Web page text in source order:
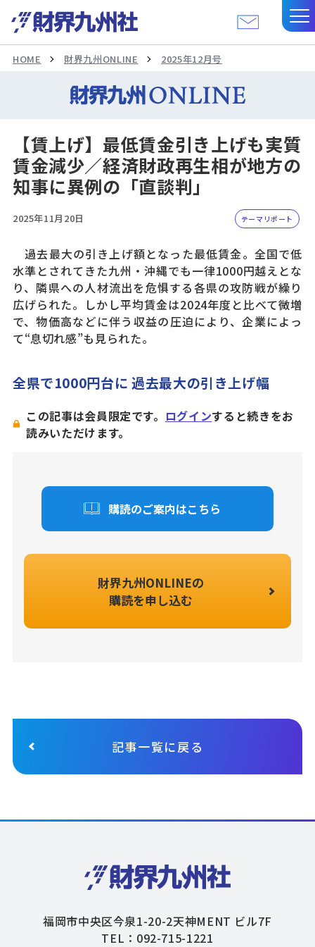
HOME 財界九州ONLINE 2025年12月号
【賃上げ】最低賃金引き上げも実質
賃金減少／経済財政再生相が地方の
知事に異例の「直談判」
2025年11月20日 テーマリポート
過去最大の引き上げ額となった最低賃金。全国で低
水準とされてきた九州・沖縄でも一律1000円越えとな
り、隣県への人材流出を危惧する各県の攻防戦が繰り
広げられた。しかし平均賃金は2024年度と比べて微増
で、物価高などに伴う収益の圧迫により、企業によっ
て“息切れ感”も見られた。
全県で1000円台に 過去最大の引き上げ幅
この記事は会員限定です。 ログインすると続きをお
読みいただけます。
購読のご案内はこちら
財界九州ONLINEの
購読を申し込む
記事一覧に戻る
福岡市中央区今泉1-20-2天神MENT ビル7F
TEL：092-715-1221